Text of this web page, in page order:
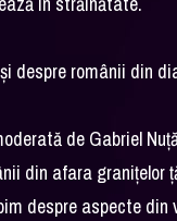
despre românii din
de Gabriel
din afara
despre aspecte